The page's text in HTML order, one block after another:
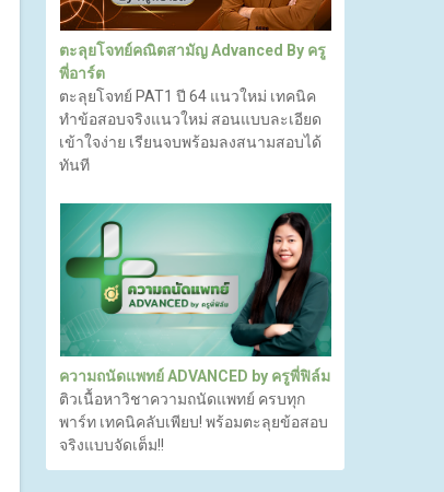
ตะลุยโจทย์คณิตสามัญ Advanced By ครู
พี่อาร์ต
ตะลุยโจทย์ PAT1 ปี 64 แนวใหม่ เทคนิค
ทำข้อสอบจริงแนวใหม่ สอนแบบละเอียด
เข้าใจง่าย เรียนจบพร้อมลงสนามสอบได้
ทันที
ความถนัดแพทย์ ADVANCED by ครูพี่ฟิล์ม
ติวเนื้อหาวิชาความถนัดแพทย์ ครบทุก
พาร์ท เทคนิคลับเพียบ! พร้อมตะลุยข้อสอบ
จริงแบบจัดเต็ม!!